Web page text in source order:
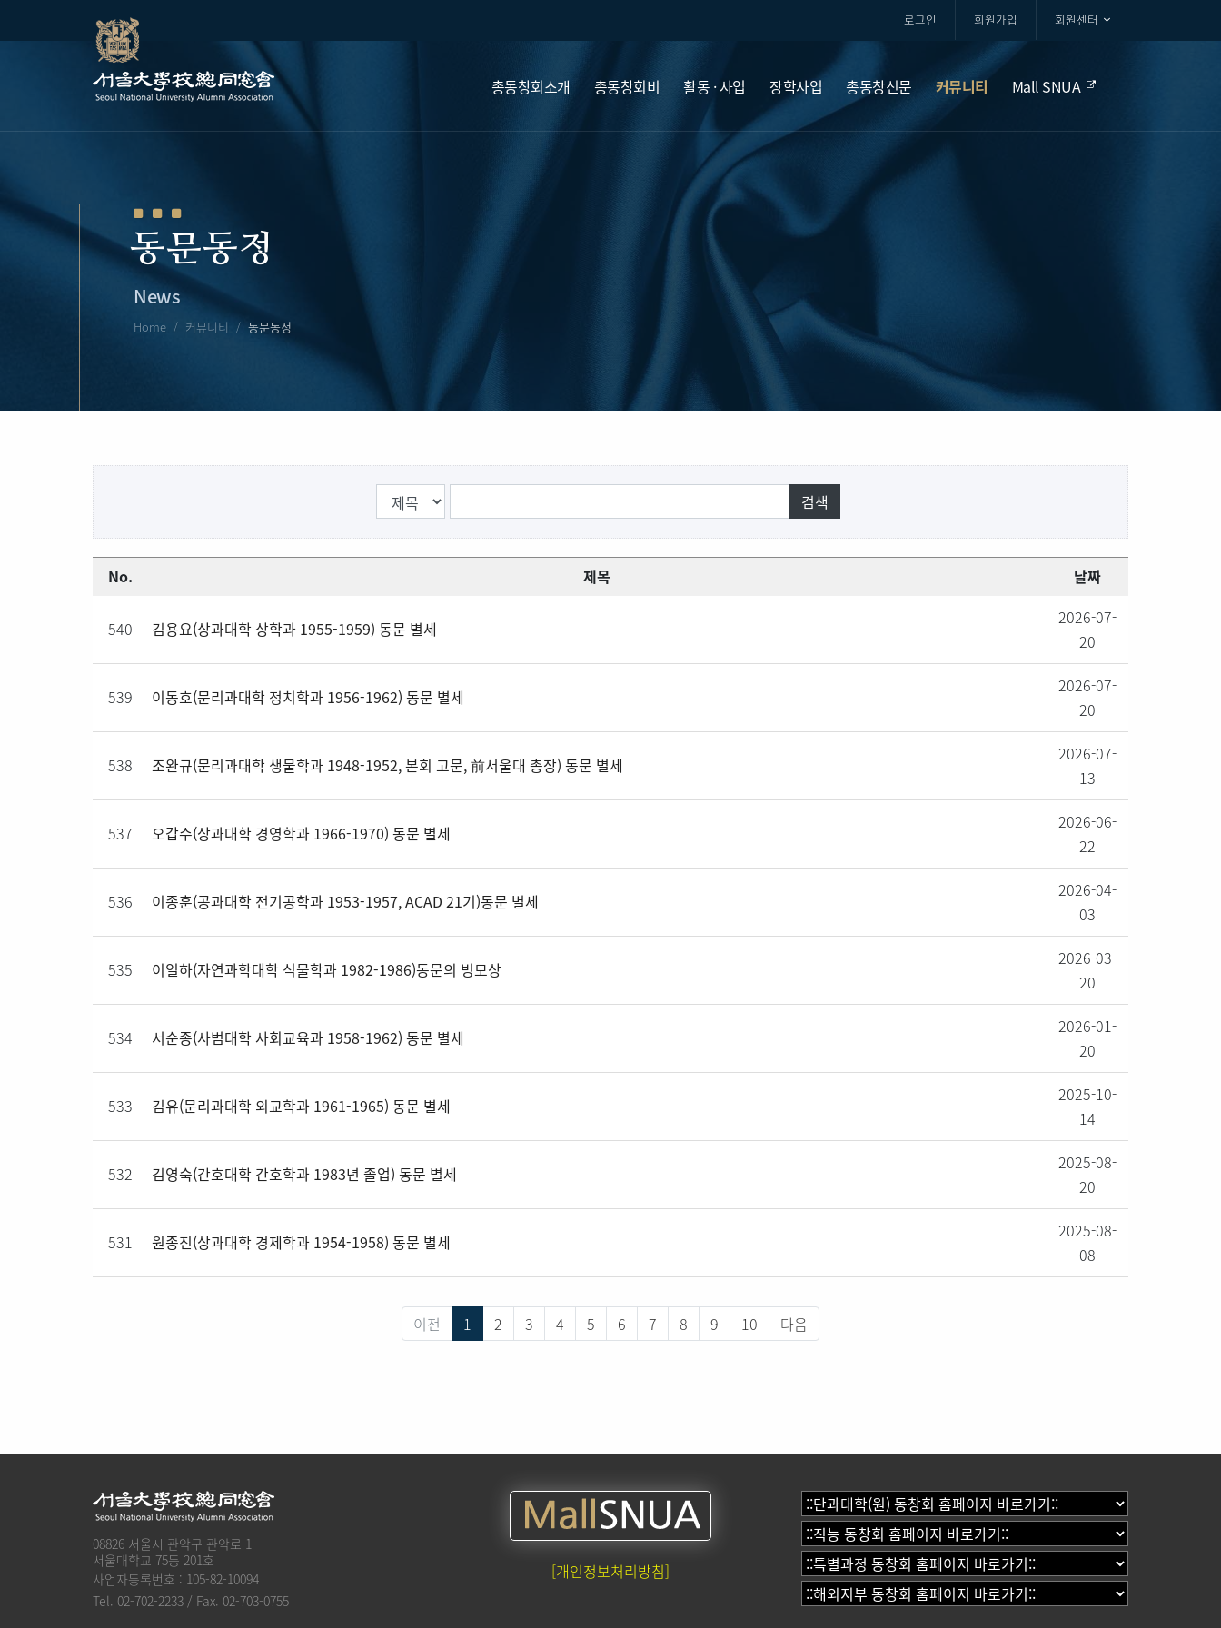
로그인 회원가입 회원센터
총동창회소개 총동창회비 활동 · 사업 장학사업 총동창신문 커뮤니티 Mall SNUA
동문동정
News
Home 커뮤니티 동문동정
No. 제목 날짜
540 김용요(상과대학 상학과 1955-1959) 동문 별세
2026-07-
20
539 이동호(문리과대학 정치학과 1956-1962) 동문 별세
2026-07-
20
538 조완규(문리과대학 생물학과 1948-1952, 본회 고문, 前서울대 총장) 동문 별세
2026-07-
13
537 오갑수(상과대학 경영학과 1966-1970) 동문 별세
2026-06-
22
536 이종훈(공과대학 전기공학과 1953-1957, ACAD 21기)동문 별세
2026-04-
03
535 이일하(자연과학대학 식물학과 1982-1986)동문의 빙모상
2026-03-
20
534 서순종(사범대학 사회교육과 1958-1962) 동문 별세
2026-01-
20
533 김유(문리과대학 외교학과 1961-1965) 동문 별세
2025-10-
14
532 김영숙(간호대학 간호학과 1983년 졸업) 동문 별세
2025-08-
20
531 원종진(상과대학 경제학과 1954-1958) 동문 별세
2025-08-
08
이전 1 2 3 4 5 6 7 8 9 10 다음
08826 서울시 관악구 관악로 1
서울대학교 75동 201호
사업자등록번호 : 105-82-10094
Tel. 02-702-2233 / Fax. 02-703-0755
[개인정보처리방침]